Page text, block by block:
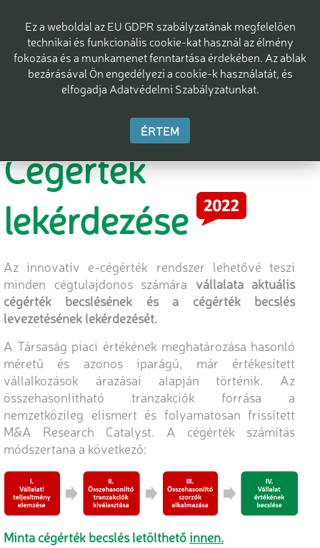
Cégérték
lekérdezése
Az innovatív e-cégérték rendszer lehetővé teszi
minden cégtulajdonos számára vállalata aktuális
cégérték becslésének és a cégérték becslés
levezetésének lekérdezését.
A Társaság piaci értékének meghatározása hasonló
méretű és azonos iparágú, már értékesített
vállalkozások árazásai alapján történik. Az
összehasonlítható tranzakciók forrása a
nemzetközileg elismert és folyamatosan frissített
M&A Research Catalyst. A cégérték számítás
módszertana a következő:
Minta cégérték becslés letölthető innen.
Ez a weboldal az EU GDPR szabályzatának megfelelően
technikai és funkcionális cookie-kat használ az élmény
fokozása és a munkamenet fenntartása érdekében. Az ablak
bezárásával Ön engedélyezi a cookie-k használatát, és
elfogadja Adatvédelmi Szabályzatunkat.
ÉRTEM